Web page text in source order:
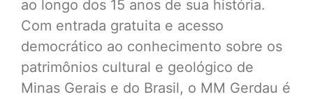
ao longo dos 15 anos de sua história.
Com entrada gratuita e acesso
democrático ao conhecimento sobre os
patrimônios cultural e geológico de
Minas Gerais e do Brasil, o MM Gerdau é